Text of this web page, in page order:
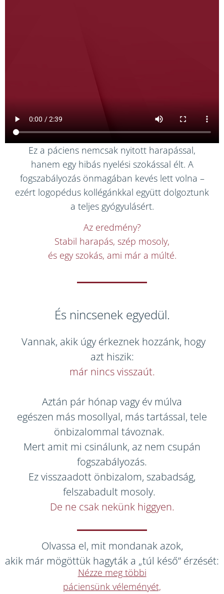
Ez a páciens nemcsak nyitott harapással,
hanem egy hibás nyelési szokással élt. A
fogszabályozás önmagában kevés lett volna –
ezért logopédus kollégánkkal együtt dolgoztunk
a teljes gyógyulásért.
Az eredmény?
Stabil harapás, szép mosoly,
és egy szokás, ami már a múlté.
És nincsenek egyedül.
Vannak, akik úgy érkeznek hozzánk, hogy
azt hiszik:
már nincs visszaút.
Aztán pár hónap vagy év múlva
egészen más mosollyal, más tartással, tele
önbizalommal távoznak.
Mert amit mi csinálunk, az nem csupán
fogszabályozás.
Ez visszaadott önbizalom, szabadság,
felszabadult mosoly.
De ne csak nekünk higgyen.
Olvassa el, mit mondanak azok,
akik már mögöttük hagyták a „túl késő” érzését:
Nézze meg többi
páciensünk véleményét,